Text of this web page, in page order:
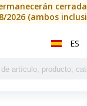
2026 (ambos
ES